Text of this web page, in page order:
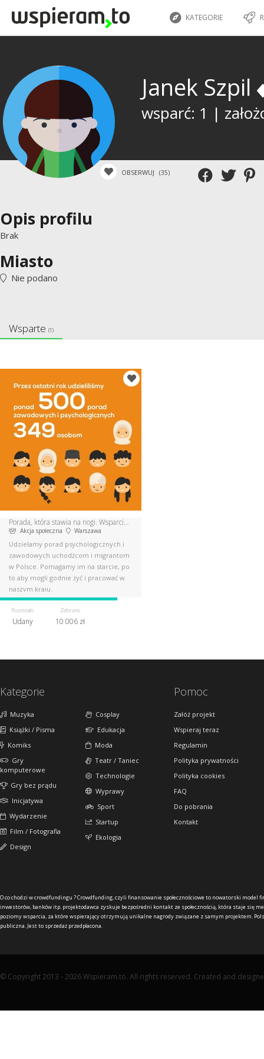
KATEGORIE
Janek Szpil
wsparć: 1 |
OBSERWUJ (35)
Opis profilu
Brak
Miasto
Nie podano
Wsparte (1)
Porada, która stawia na nogi. Wsparcie dla cudzoziemców
Akcja społeczna Warszawa
Udzielamy porad psychologicznych i
zawodowych uchodźcom i migrantom
w Polsce. Pomagamy im na starcie, po
to aby mogli godnie żyć i pracować w
naszym kraju.
Pozostało
Udany
Zebrano
10 006 zł
Kategorie
Muzyka
Książki / Pisma
Komiks
Gry
komputerowe
Gry bez prądu
Inicjatywa
Wydarzenie
Film / Fotografia
Design
Cosplay
Edukacja
Moda
Teatr / Taniec
Technologie
Wyprawy
Sport
Startup
Ekologia
Pomoc
Załóż projekt
Wspieraj teraz
Regulamin
Polityka prywatności
Polityka cookies
FAQ
Do pobrania
Kontakt
O co chodzi w crowdfundingu ?Crowdfunding, czyli finansowanie społecznościowe to nowatorski model
inwestorów, banków itp. projektodawca zyskuje bezpośredni kontakt ze społecznością, która staje się
poziomy wsparcia, za które wspierający otrzymują unikalne nagrody związane z samym projektem.
publiczna. Jest to sprzedaż przedpłacona.
© Copyright 2013 - 2026 Wspieram.to. All rights reserved. Created and